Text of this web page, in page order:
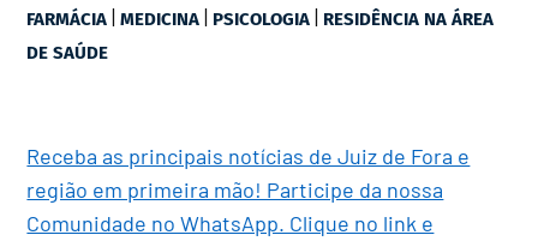
FARMÁCIA |MEDICINA | PSICOLOGIA | RESIDÊNCIA NA ÁREA
DE SAÚDE
Receba as principais notícias de Juiz de Fora e
região em primeira mão! Participe da nossa
Comunidade no WhatsApp. Clique no link e